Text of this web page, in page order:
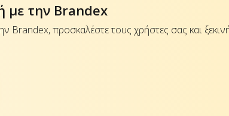
με την Brandex
Brandex, προσκαλέστε τους χρήστες σας και